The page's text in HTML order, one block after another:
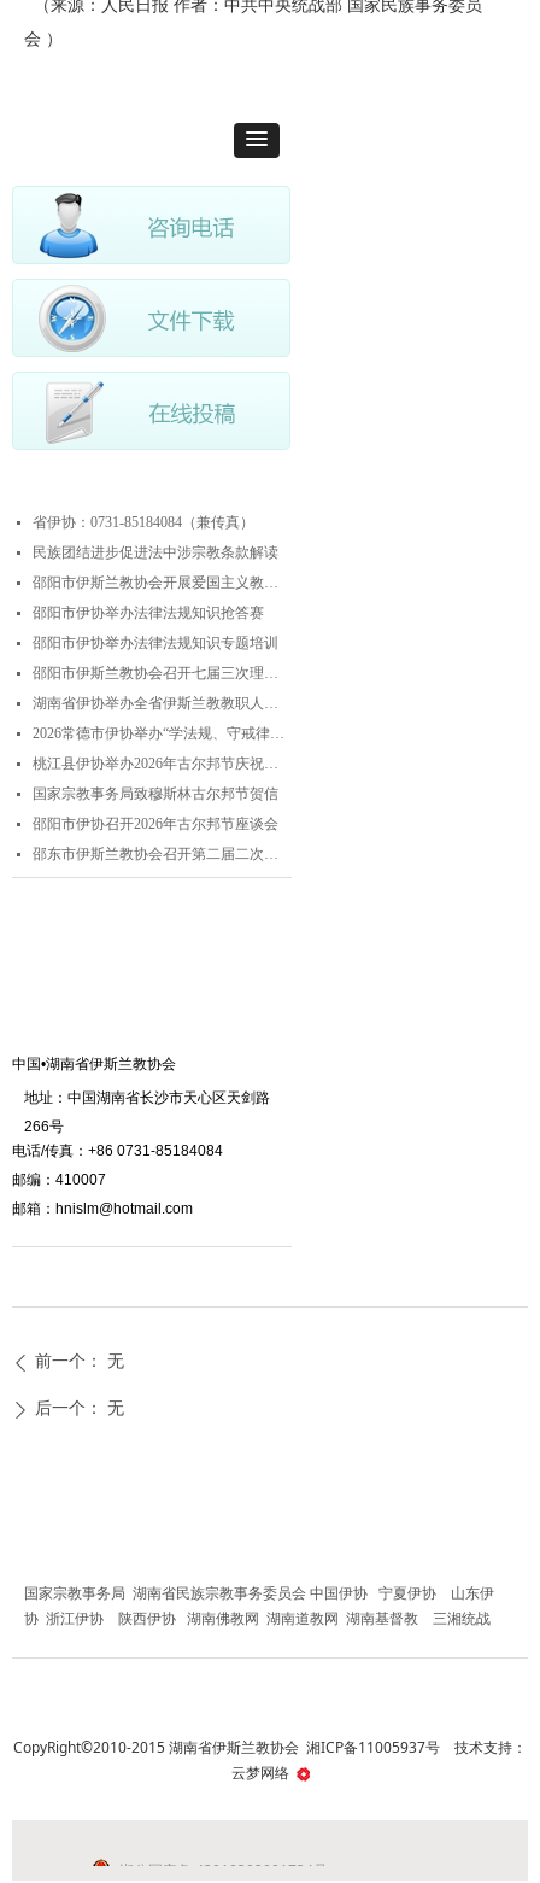
넷 省伊协：0731-85184084（兼传真）
넷 民族团结进步促进法中涉宗教条款解读
넷 邵阳市伊斯兰教协会开展爱国主义教育实践暨中华优秀传统文化研学活动
넷 邵阳市伊协举办法律法规知识抢答赛
넷 邵阳市伊协举办法律法规知识专题培训
넷 邵阳市伊斯兰教协会召开七届三次理事会
넷 湖南省伊协举办全省伊斯兰教教职人员解经培训暨“学法规、守戒律、重修为、树形象”主题演讲比赛
넷 2026常德市伊协举办“学法规、守戒律、重修为、树形象”专题阿訇培训班 暨阿訇演讲交流赛
넷 桃江县伊协举办2026年古尔邦节庆祝活动
넷 国家宗教事务局致穆斯林古尔邦节贺信
넷 邵阳市伊协召开2026年古尔邦节座谈会
넷 邵东市伊斯兰教协会召开第二届二次理事会
地址：中国湖南省长沙市天心区天剑路
266号
中国•湖南省伊斯兰教协会
电话/传真：+86 0731-85184084
邮编：410007
邮箱：hnislm@hotmail.com
（来源：人民日报 作者：中共中央统战部 国家民族事务委员
会 ）
ꄴ 前一个： 无
ꄲ 后一个： 无
国家宗教事务局 湖南省民族宗教事务委员会中国伊协 宁夏伊协
山东伊
协 浙江伊协 陕西伊协 湖南佛教网 湖南道教网 湖南基督教 三湘统战
CopyRight©2010-2015 湖南省伊斯兰教协会 湘ICP备11005937号 技术支持：
云梦网络
湘公网安备 43010302001724号